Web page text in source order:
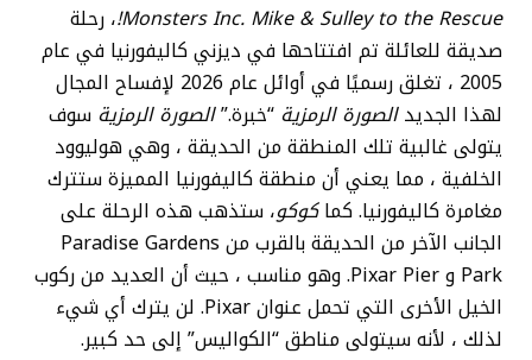
Monsters Inc. Mike & Sulley to the Rescue!، رحلة
صديقة للعائلة تم افتتاحها في ديزني كاليفورنيا في عام
2005 ، تغلق رسميًا في أوائل عام 2026 لإفساح المجال
لهذا الجديدالصورة الرمزية “خبرة.”الصورة الرمزية سوف
يتولى غالبية تلك المنطقة من الحديقة ، وهي هوليوود
الخلفية ، مما يعني أن منطقة كاليفورنيا المميزة ستترك
مغامرة كاليفورنيا. كماكوكو، ستذهب هذه الرحلة على
الجانب الآخر من الحديقة بالقرب من Paradise Gardens
Park و Pixar Pier. وهو مناسب ، حيث أن العديد من ركوب
الخيل الأخرى التي تحمل عنوان Pixar. لن يترك أي شيء
لذلك ، لأنه سيتولى مناطق “الكواليس” إلى حد كبير.